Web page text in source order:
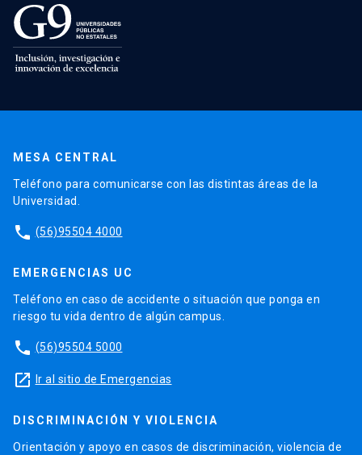
MESA CENTRAL
Teléfono para comunicarse con las distintas áreas de la
Universidad.
phone (56)95504 4000
EMERGENCIAS UC
Teléfono en caso de accidente o situación que ponga en
riesgo tu vida dentro de algún campus.
phone (56)95504 5000
launch Ir al sitio de Emergencias
DISCRIMINACIÓN Y VIOLENCIA
Orientación y apoyo en casos de discriminación, violencia de